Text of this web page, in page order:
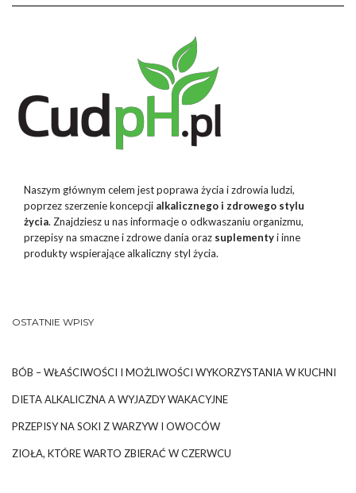
Naszym głównym celem jest poprawa życia i zdrowia ludzi,
poprzez szerzenie koncepcji alkalicznego i zdrowego stylu
życia. Znajdziesz u nas informacje o odkwaszaniu organizmu,
przepisy na smaczne i zdrowe dania oraz suplementyi inne
produkty wspierające alkaliczny styl życia.
OSTATNIE WPISY
BÓB – WŁAŚCIWOŚCI I MOŻLIWOŚCI WYKORZYSTANIA W KUCHNI
DIETA ALKALICZNA A WYJAZDY WAKACYJNE
PRZEPISY NA SOKI Z WARZYW I OWOCÓW
ZIOŁA, KTÓRE WARTO ZBIERAĆ W CZERWCU